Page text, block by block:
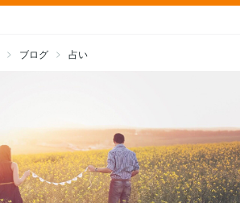
ブログ 占い